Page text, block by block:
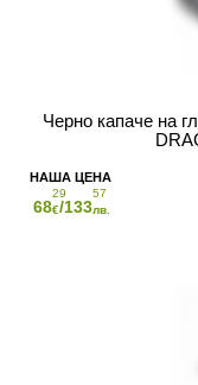
Черно капаче на
68
29
€/133
57
лв.